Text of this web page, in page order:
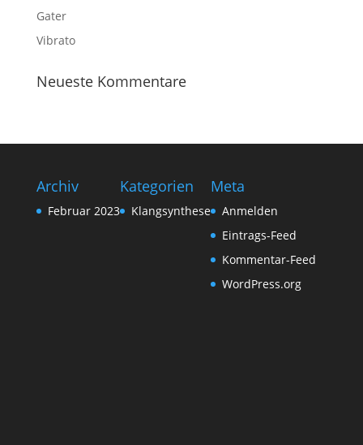
Gater
Vibrato
Neueste Kommentare
Archiv
Februar 2023
Kategorien
Klangsynthese
Meta
Anmelden
Eintrags-Feed
Kommentar-Feed
WordPress.org